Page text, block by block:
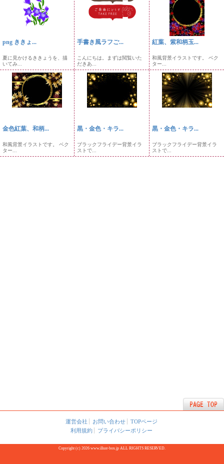
png ききょ...
夏に見かけるききょうを、描
いてみ...
手書き風ラフご...
こんにちは。まずは閲覧いた
だきあ...
紅葉、紫和柄玉...
和風背景イラストです。 ベク
ター...
金色紅葉、和柄...
和風背景イラストです。 ベク
ター...
黒・金色・キラ...
ブラックフライデー背景イラ
ストで...
黒・金色・キラ...
ブラックフライデー背景イラ
ストで...
運営会社 お問い合わせ
TOPページ
利用規約
プライバシーポリシー
Copyright (c) 2026 www.illust-box.jp ALL RIGHTS RESERVED.